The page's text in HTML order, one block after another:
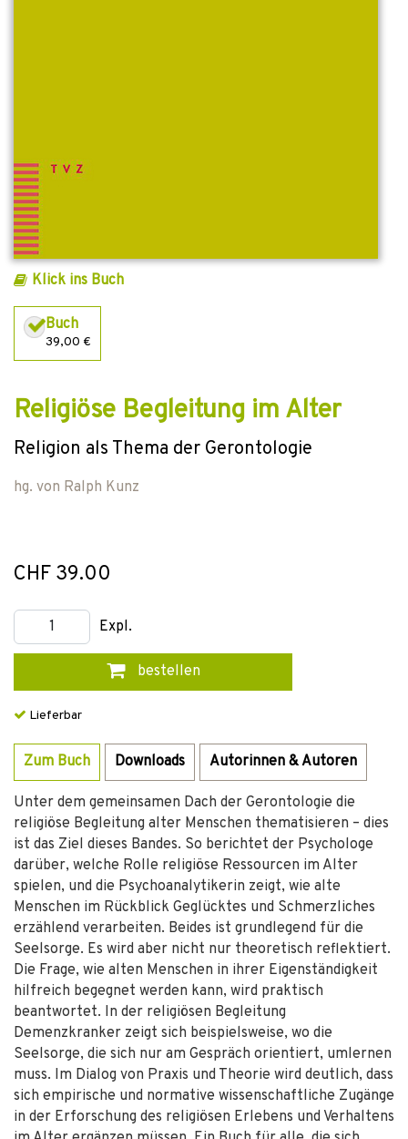
Klick ins Buch
Buch
39,00 €
Religiöse Begleitung im Alter
Religion als Thema der Gerontologie
hg. von Ralph Kunz
CHF 39.00
Expl.
bestellen
Lieferbar
Zum Buch Downloads Autorinnen & Autoren
Unter dem gemeinsamen Dach der Gerontologie die
religiöse Begleitung alter Menschen thematisieren – dies
ist das Ziel dieses Bandes. So berichtet der Psychologe
darüber, welche Rolle religiöse Ressourcen im Alter
spielen, und die Psychoanalytikerin zeigt, wie alte
Menschen im Rückblick Geglücktes und Schmerzliches
erzählend verarbeiten. Beides ist grundlegend für die
Seelsorge. Es wird aber nicht nur theoretisch reflektiert.
Die Frage, wie alten Menschen in ihrer Eigenständigkeit
hilfreich begegnet werden kann, wird praktisch
beantwortet. In der religiösen Begleitung
Demenzkranker zeigt sich beispielsweise, wo die
Seelsorge, die sich nur am Gespräch orientiert, umlernen
muss. Im Dialog von Praxis und Theorie wird deutlich, dass
sich empirische und normative wissenschaftliche Zugänge
in der Erforschung des religiösen Erlebens und Verhaltens